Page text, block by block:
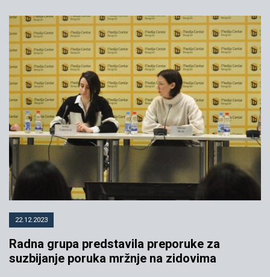
22.12.2023
Radna grupa predstavila preporuke za
suzbijanje poruka mržnje na zidovima